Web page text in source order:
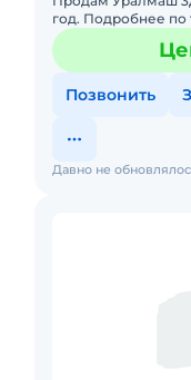
год. Подробнее по
Позвонить
Давно не